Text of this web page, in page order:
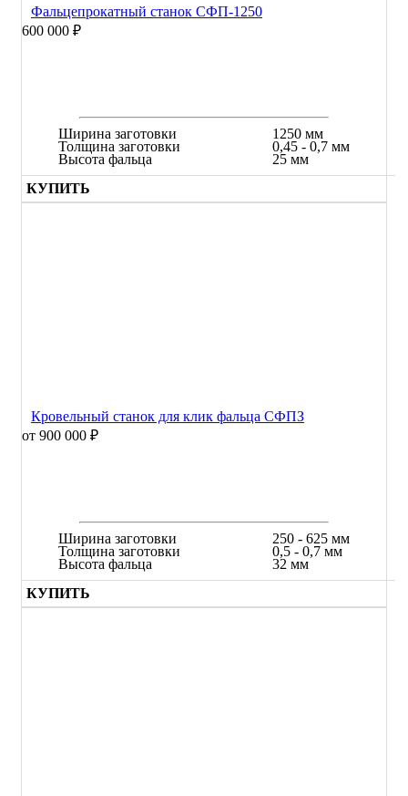
Фальцепрокатный станок СФП-1250
600 000 ₽
Ширина заготовки
Толщина заготовки
Высота фальца
1250 мм
0,45 - 0,7 мм
25 мм
КУПИТЬ
Кровельный станок для клик фальца СФПЗ
от 900 000 ₽
Ширина заготовки
Толщина заготовки
Высота фальца
250 - 625 мм
0,5 - 0,7 мм
32 мм
КУПИТЬ